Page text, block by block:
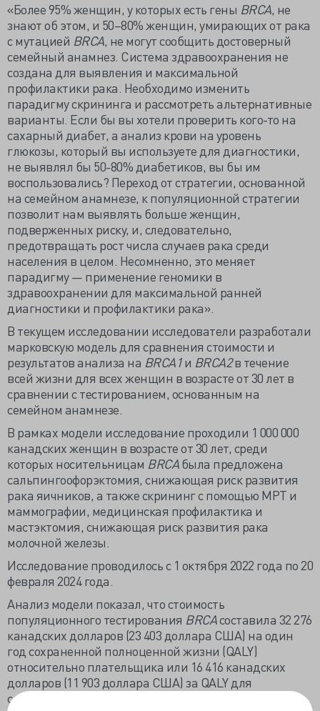
«Более 95% женщин, у которых есть гены BRCA, не
знают об этом, и 50–80% женщин, умирающих от рака
с мутацией BRCA, не могут сообщить достоверный
семейный анамнез. Система здравоохранения не
создана для выявления и максимальной
профилактики рака. Необходимо изменить
парадигму скрининга и рассмотреть альтернативные
варианты. Если бы вы хотели проверить кого-то на
сахарный диабет, а анализ крови на уровень
глюкозы, который вы используете для диагностики,
не выявлял бы 50-80% диабетиков, вы бы им
воспользовались? Переход от стратегии, основанной
на семейном анамнезе, к популяционной стратегии
позволит нам выявлять больше женщин,
подверженных риску, и, следовательно,
предотвращать рост числа случаев рака среди
населения в целом. Несомненно, это меняет
парадигму — применение геномики в
здравоохранении для максимальной ранней
диагностики и профилактики рака».
В текущем исследовании исследователи разработали
марковскую модель для сравнения стоимости и
результатов анализа на BRCA1и BRCA2в течение
всей жизни для всех женщин в возрасте от 30 лет в
сравнении с тестированием, основанным на
семейном анамнезе.
В рамках модели исследование проходили 1 000 000
канадских женщин в возрасте от 30 лет, среди
которых носительницам BRCAбыла предложена
сальпингоофорэктомия, снижающая риск развития
рака яичников, а также скрининг с помощью МРТ и
маммографии, медицинская профилактика и
мастэктомия, снижающая риск развития рака
молочной железы.
Исследование проводилось с 1 октября 2022 года по 20
февраля 2024 года.
Анализ модели показал, что стоимость
популяционного тестирования BRCAсоставила 32 276
канадских долларов (23 403 доллара США) на один
год сохраненной полноценной жизни (QALY)
относительно плательщика или 16 416 канадских
долларов (11 903 доллара США) за QALY для
социальной перспективы по сравнению с